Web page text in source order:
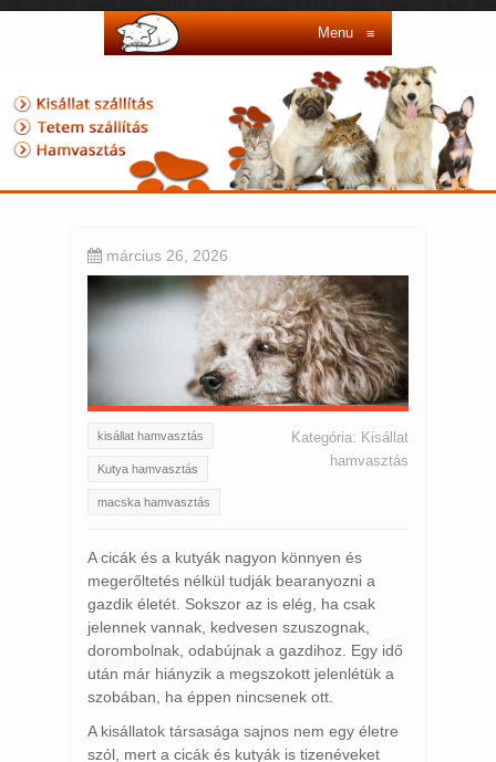
Menu≡
március 26, 2026
kisállat hamvasztás
Kutya hamvasztás
macska hamvasztás
Kategória: Kisállat
hamvasztás
A cicák és a kutyák nagyon könnyen és
megerőltetés nélkül tudják bearanyozni a
gazdik életét. Sokszor az is elég, ha csak
jelennek vannak, kedvesen szuszognak,
dorombolnak, odabújnak a gazdihoz. Egy idő
után már hiányzik a megszokott jelenlétük a
szobában, ha éppen nincsenek ott.
A kisállatok társasága sajnos nem egy életre
szól, mert a cicák és kutyák is tizenéveket